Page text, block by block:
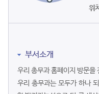
위
부서소개
우리 총무과 홈페이지 방문을
우리 총무과는 모두가 하나